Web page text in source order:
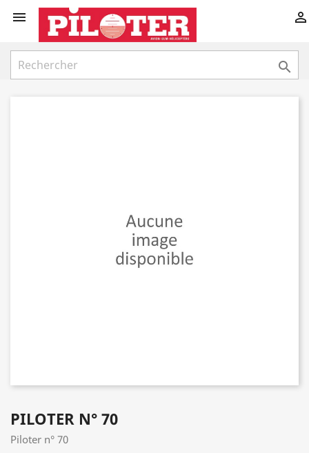
 

PILOTER N° 70
Piloter n° 70